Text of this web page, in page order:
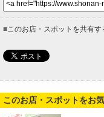
■ このお店・スポットを共有す
このお店・スポットをお